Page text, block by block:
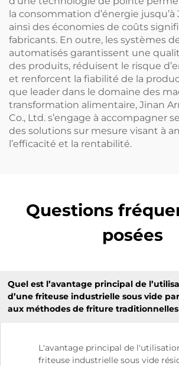
la consommation d’énergie jusqu’à
ainsi des économies de coûts
fabricants. En outre, les systèmes
automatisés garantissent une
des produits, réduisent le risque
et renforcent la fiabilité de la
que leader dans le domaine des
transformation alimentaire, Jinan
Co., Ltd. s’engage à accompagner
des solutions sur mesure visant à
l’efficacité et la rentabilité.
Questions
posées
Quel est l’avantage principal de
d’une friteuse industrielle sous vide
aux méthodes de friture traditionnelles
L'avantage principal de
friteuse industrielle sous vide